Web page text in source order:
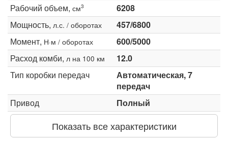
Рабочий объем, см3
6208
Мощность, л.с. / оборотах
457/6800
Момент, Н·м / оборотах
600/5000
Расход комби, л на 100 км
12.0
Тип коробки передач
Автоматическая, 7
передач
Привод
Полный
Показать все характеристики